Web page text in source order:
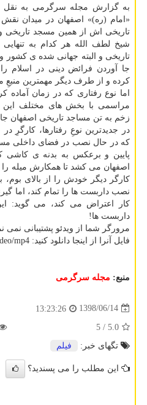
به گزارش مجله سرگرمی به نقل
«امام (ره)» اصفهان در میدان
تاریخی اش از همین مسجد تاریخی
شیخ لطف الله هر كدام به
تاریخی و البته جهانی شده ی كشور
جا آوردن فرائض دینی در اسلام
كرده و از طرف دیگر مهمترین منبعِ
اما نوع رفتاری كه در زمان
مراسمی با بخش های مختلف این
زخم به تن مساجد تاریخی اصفهان
در جدیدترین نوعِ رفتارها، كارگرِ
كه در حال نصب در فضای داخلی
پایین و برعكس به بدنه ی
اصفهان می كشد تا همكارش میله
كارگر دیگر خودش را از بالای بوم،
نصب داربست ها را تمام كند، اما
كار اعتراض می كند، می گوید:
داربست ها!
مرورگر شما از ویدئو پشتیبانی نمی
فایل آنرا از اینجا دانلود كنید: video/mp4
منبع: مجله سرگرمی
1398/06/14
13:23:26
5.0
/ 5
تگهای خبر:
فیلم
این مطلب را می پسندید؟